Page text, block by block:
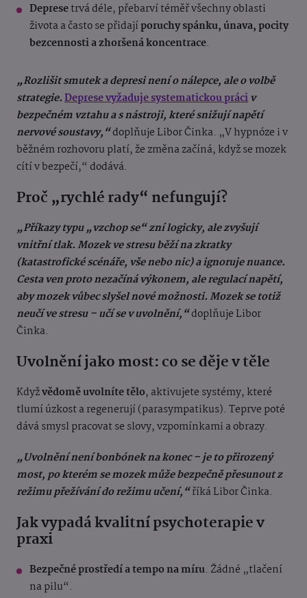
Depresetrvá déle, přebarví téměř všechny oblasti
života a často se přidajíporuchy spánku, únava, pocity
bezcennosti a zhoršená koncentrace.
„Rozlišit smutek a depresi není o nálepce, ale o volbě
strategie.Deprese vyžaduje systematickou práci v
bezpečném vztahu a s nástroji, které snižují napětí
nervové soustavy,“doplňuje Libor Činka. „V hypnóze i v
běžném rozhovoru platí, že změna začíná, když se mozek
cítí v bezpečí,“ dodává.
Proč „rychlé rady“ nefungují?
„Příkazy typu „vzchop se“ zní logicky, ale zvyšují
vnitřní tlak. Mozek ve stresu běží na zkratky
(katastrofické scénáře, vše nebo nic) a ignoruje nuance.
Cesta ven proto nezačíná výkonem, ale regulací napětí,
aby mozek vůbec slyšel nové možnosti. Mozek se totiž
neučí ve stresu – učí se v uvolnění,“doplňuje Libor
Činka.
Uvolnění jako most: co se děje v těle
Kdyžvědomě uvolníte tělo, aktivujete systémy, které
tlumí úzkost a regenerují (parasympatikus). Teprve poté
dává smysl pracovat se slovy, vzpomínkami a obrazy.
„Uvolnění není bonbónek na konec – je to přirozený
most, po kterém se mozek může bezpečně přesunout z
režimu přežívání do režimu učení,“říká Libor Činka.
Jak vypadá kvalitní psychoterapie v
praxi
Bezpečné prostředí a tempo na míru. Žádné „tlačení
na pilu“.